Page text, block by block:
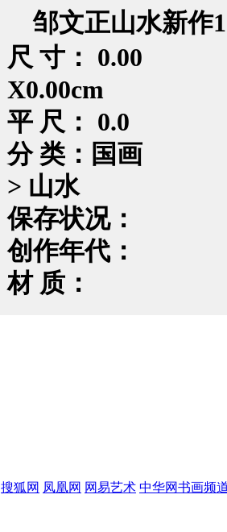
邹文正山水新作
尺 寸： 0.00
X0.00cm
平 尺： 0.0
分 类：国画
> 山水
保存状况：
创作年代：
材 质：
搜狐网 凤凰网 网易艺术 中华网书画频